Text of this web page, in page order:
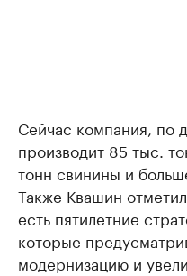
Сейчас компания, по
производит 85 тыс.
тонн свинины и
Также Квашин
есть пятилетние
которые
модернизацию и